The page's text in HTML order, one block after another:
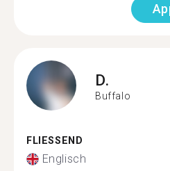
D.
Buffalo
FLIESSEND
Englisch